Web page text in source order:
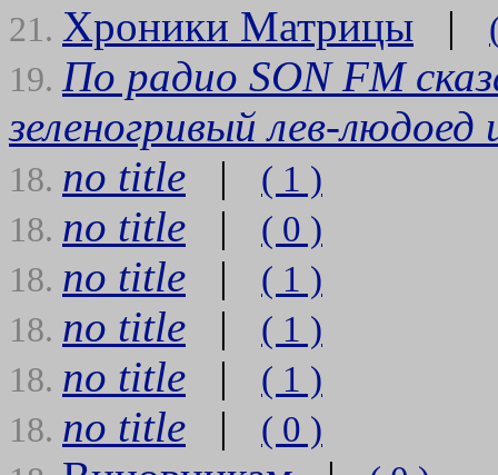
21. Хроники Матрицы |
19.По радио SON FM
зеленогривый лев-
18. no title | ( 1 )
18. no title | ( 0 )
18. no title | ( 1 )
18. no title | ( 1 )
18. no title | ( 1 )
18. no title | ( 0 )